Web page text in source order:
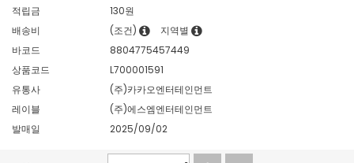
적립금
130원
배송비
(조건)
지역별
바코드
8804775457449
상품코드
L700001591
유통사
(주)카카오엔터테인먼트
레이블
(주)에스엠엔터테인먼트
발매일
2025/09/02